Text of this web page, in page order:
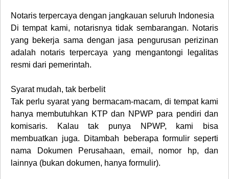
Notaris terpercaya dengan jangkauan seluruh Indonesia
Di tempat kami, notarisnya tidak sembarangan. Notaris
yang bekerja sama dengan jasa pengurusan perizinan
adalah notaris terpercaya yang mengantongi legalitas
resmi dari pemerintah.
Syarat mudah, tak berbelit
Tak perlu syarat yang bermacam-macam, di tempat kami
hanya membutuhkan KTP dan NPWP para pendiri dan
komisaris. Kalau tak punya NPWP, kami bisa
membuatkan juga. Ditambah beberapa formulir seperti
nama Dokumen Perusahaan, email, nomor hp, dan
lainnya (bukan dokumen, hanya formulir).